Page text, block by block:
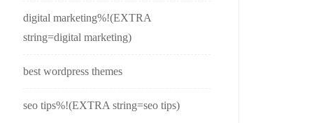
digital marketing%!(EXTRA
string=digital marketing)
best wordpress themes
seo tips%!(EXTRA string=seo tips)